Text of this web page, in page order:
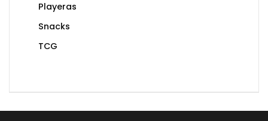
Playeras
Snacks
TCG